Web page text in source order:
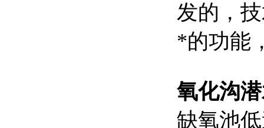
发的，
*的功能
氧化沟
缺氧池